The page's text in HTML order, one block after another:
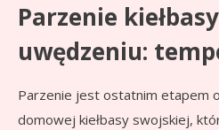
Parzenie
uwędzeniu:
Parzenie jest ostatnim etapem
domowej kiełbasy swojskiej,